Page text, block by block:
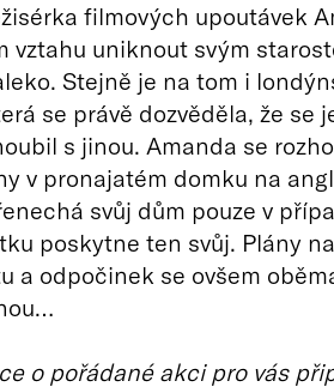
filmových upoutávek
vztahu uniknout svým
Stejně je na tom i
se právě dozvěděla, že se
s jinou. Amanda se
v pronajatém domku na
svůj dům pouze v
poskytne ten svůj. Plány
a odpočinek se ovšem
o pořádané akci pro vás